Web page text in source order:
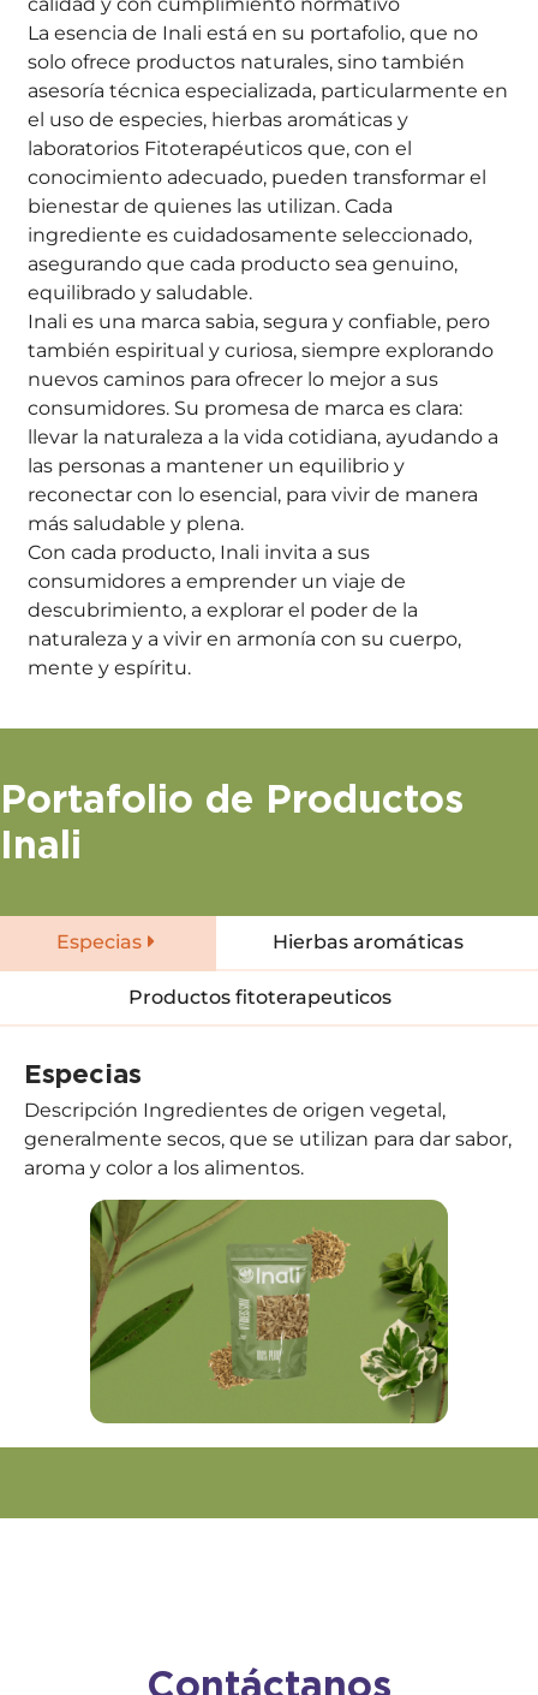
calidad y con cumplimiento normativo
La esencia de Inali está en su portafolio, que no
solo ofrece productos naturales, sino también
asesoría técnica especializada, particularmente en
el uso de especies, hierbas aromáticas y
laboratorios Fitoterapéuticos que, con el
conocimiento adecuado, pueden transformar el
bienestar de quienes las utilizan. Cada
ingrediente es cuidadosamente seleccionado,
asegurando que cada producto sea genuino,
equilibrado y saludable.
Inali es una marca sabia, segura y confiable, pero
también espiritual y curiosa, siempre explorando
nuevos caminos para ofrecer lo mejor a sus
consumidores. Su promesa de marca es clara:
llevar la naturaleza a la vida cotidiana, ayudando a
las personas a mantener un equilibrio y
reconectar con lo esencial, para vivir de manera
más saludable y plena.
Con cada producto, Inali invita a sus
consumidores a emprender un viaje de
descubrimiento, a explorar el poder de la
naturaleza y a vivir en armonía con su cuerpo,
mente y espíritu.
Portafolio de Productos
Inali
Especias Hierbas aromáticas
Productos fitoterapeuticos
Especias
Descripción Ingredientes de origen vegetal,
generalmente secos, que se utilizan para dar sabor,
aroma y color a los alimentos.
Contáctanos